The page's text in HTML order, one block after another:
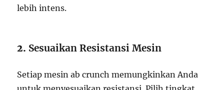
lebih intens.
2. Sesuaikan Resistansi Mesin
Setiap mesin ab crunch memungkinkan Anda